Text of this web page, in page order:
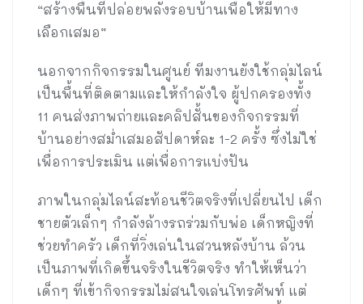
“สร้างพื้นที่ปล่อยพลังรอบบ้านเพื่อให้มีทาง
เลือกเสมอ”
นอกจากกิจกรรมในศูนย์ ทีมงานยังใช้กลุ่มไลน์
เป็นพื้นที่ติดตามและให้กำลังใจ ผู้ปกครองทั้ง
11 คนส่งภาพถ่ายและคลิปสั้นของกิจกรรมที่
บ้านอย่างสม่ำเสมอสัปดาห์ละ 1-2 ครั้ง ซึ่งไม่ใช่
เพื่อการประเมิน แต่เพื่อการแบ่งปัน
ภาพในกลุ่มไลน์สะท้อนชีวิตจริงที่เปลี่ยนไป เด็ก
ชายตัวเล็กๆ กำลังล้างรถร่วมกับพ่อ เด็กหญิงที่
ช่วยทำครัว เด็กที่วิ่งเล่นในสวนหลังบ้าน ล้วน
เป็นภาพที่เกิดขึ้นจริงในชีวิตจริง ทำให้เห็นว่า
เด็กๆ ที่เข้ากิจกรรมไม่สนใจเล่นโทรศัพท์ แต่